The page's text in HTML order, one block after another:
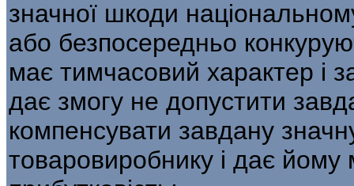
значної шкоди
або безпосередньо
має тимчасовий характер і
дає змогу не допустити
компенсувати завдану
товаровиробнику і дає йому